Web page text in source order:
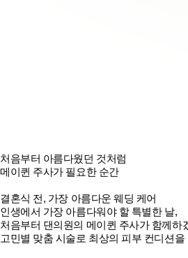
처음부터 아름다웠던 것처럼
메이퀸 주사가 필요한 순간
결혼식 전, 가장 아름다운 웨딩 케어
인생에서 가장 아름다워야 할 특별한 날,
처음부터 댄의원의 메이퀸 주사가 함께하
고민별 맞춤 시술로 최상의 피부 컨디션